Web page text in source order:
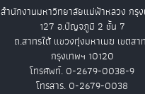
สำนักงานมหาวิทยาลัยแม่ฟ้าหลวง กรุง
127 อ.ปัญจภูมิ 2 ชั้น 7
ถ.สาทรใต้ แขวงทุ่งมหาเมฆ เขตสา
กรุงเทพฯ 10120
โทรศัพท์. 0-2679-0038-9
โทรสาร. 0-2679-0038